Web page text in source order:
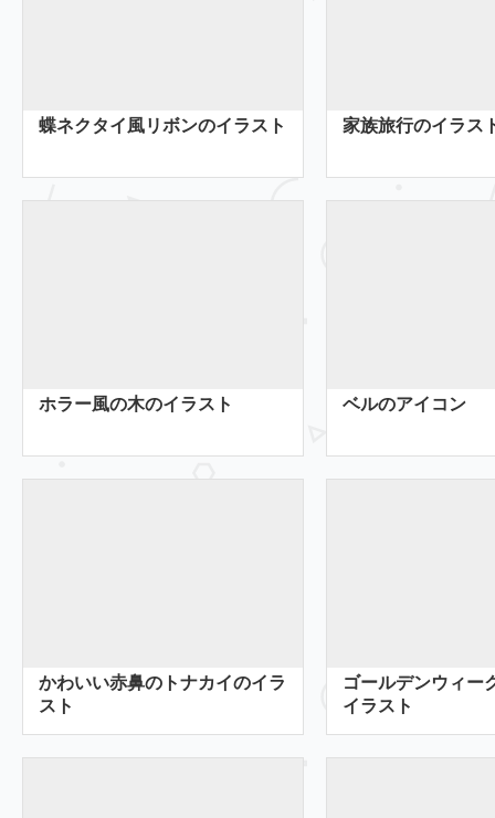
蝶ネクタイ風リボンのイラスト 家族旅行のイラス
ホラー風の木のイラスト ベルのアイコン
かわいい赤鼻のトナカイのイラ
スト
ゴールデンウィー
イラスト